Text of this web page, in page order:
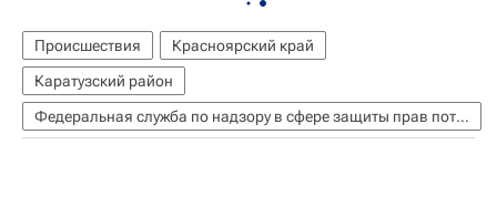
Происшествия
Красноярский край
Каратузский район
Федеральная служба по надзору в сфере защиты прав потребителей и благополучия человека (Роспотребнадзор)